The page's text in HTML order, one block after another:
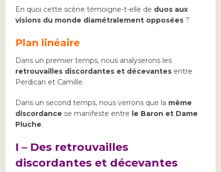
En quoi cette scène témoigne-t-elle de duos aux
visions du monde diamétralement opposées?
Plan linéaire
Dans un premier temps, nous analyserons les
retrouvailles discordantes et décevantes entre
Perdican et Camille.
Dans un second temps, nous verrons que la même
discordance se manifeste entre le Baron et Dame
Pluche.
I – Des retrouvailles
discordantes et décevantes